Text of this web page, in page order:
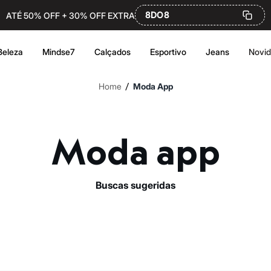
ATÉ 50% OFF + 30% OFF EXTRA 8DO8
Mindse7 Calçados Esportivo Jeans
Home / Moda App
Moda app
buscas sugeridas